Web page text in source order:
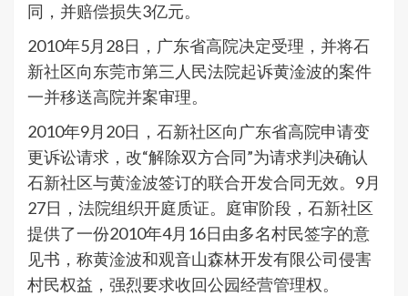
同，并赔偿损失3亿元。
2010年5月28日，广东省高院决定受理，并将石
新社区向东莞市第三人民法院起诉黄淦波的案件
一并移送高院并案审理。
2010年9月20日，石新社区向广东省高院申请变
更诉讼请求，改“解除双方合同”为请求判决确认
石新社区与黄淦波签订的联合开发合同无效。9月
27日，法院组织开庭质证。庭审阶段，石新社区
提供了一份2010年4月16日由多名村民签字的意
见书，称黄淦波和观音山森林开发有限公司侵害
村民权益，强烈要求收回公园经营管理权。